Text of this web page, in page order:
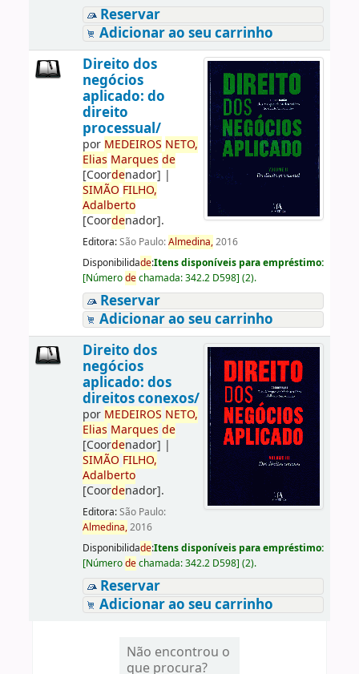
Reservar
Adicionar ao seu carrinho
Direito dos
negócios
aplicado: do
direito
processual/
por MEDEIROS NETO,
Elias Marques de
[Coordenador] |
SIMÃO FILHO,
Adalberto
[Coordenador].
Editora:São Paulo:Almedina,2016
Disponibilidade:Itens disponíveis para empréstimo:
[Númerodechamada:342.2 D598] (2).
Reservar
Adicionar ao seu carrinho
Direito dos
negócios
aplicado: dos
direitos conexos/
por MEDEIROS NETO,
Elias Marques de
[Coordenador] |
SIMÃO FILHO,
Adalberto
[Coordenador].
Editora:São Paulo:
Almedina,2016
Disponibilidade:Itens disponíveis para empréstimo:
[Númerodechamada:342.2 D598] (2).
Reservar
Adicionar ao seu carrinho
Não encontrou o
que procura?